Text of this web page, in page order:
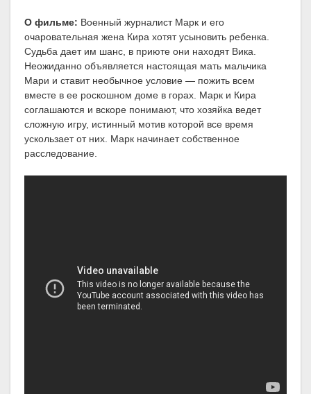
О фильме: Военный журналист Марк и его
очаровательная жена Кира хотят усыновить ребенка.
Судьба дает им шанс, в приюте они находят Вика.
Неожиданно объявляется настоящая мать мальчика
Мари и ставит необычное условие — пожить всем
вместе в ее роскошном доме в горах. Марк и Кира
соглашаются и вскоре понимают, что хозяйка ведет
сложную игру, истинный мотив которой все время
ускользает от них. Марк начинает собственное
расследование.